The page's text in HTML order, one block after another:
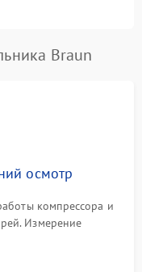
Braun
осмотр
компрессора и
Измерение
термостата и
дисплея.